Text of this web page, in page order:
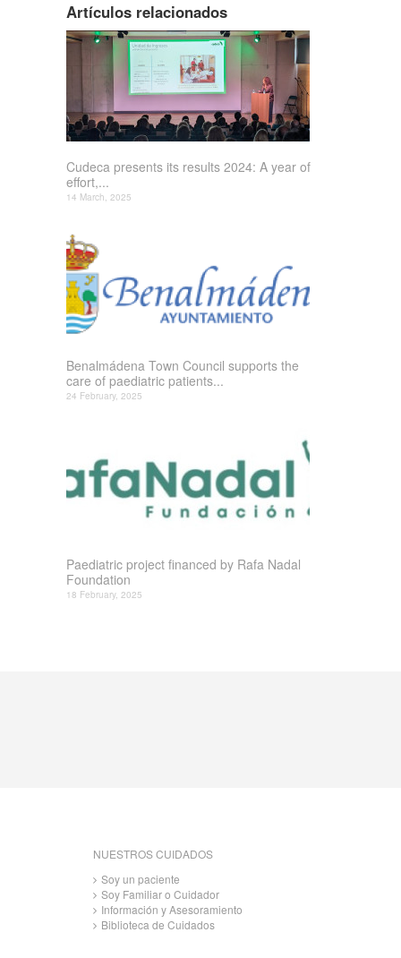
Artículos relacionados
Cudeca presents its results 2024: A year of
effort,...
14 March, 2025
Benalmádena Town Council supports the
care of paediatric patients...
24 February, 2025
Paediatric project financed by Rafa Nadal
Foundation
18 February, 2025
NUESTROS CUIDADOS
Soy un paciente
Soy Familiar o Cuidador
Información y Asesoramiento
Biblioteca de Cuidados